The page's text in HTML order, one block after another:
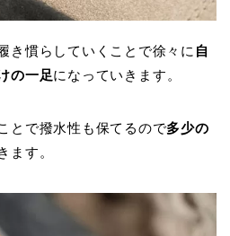
き慣らしていくことで徐々に 自
の一足になっていきます。
とで撥水性も保てるので多少の
ます。